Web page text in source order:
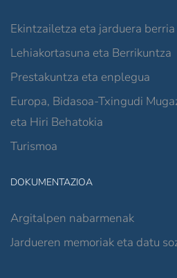
Ekintzailetza eta jarduera berria
Lehiakortasuna eta Berrikuntza
Prestakuntza eta enplegua
Europa, Bidasoa-Txingudi
eta Hiri Behatokia
Turismoa
DOKUMENTAZIOA
Argitalpen nabarmenak
Jardueren memoriak eta datu